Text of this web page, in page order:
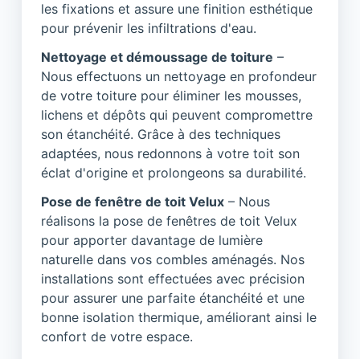
les fixations et assure une finition esthétique
pour prévenir les infiltrations d'eau.
Nettoyage et démoussage de toiture –
Nous effectuons un nettoyage en profondeur
de votre toiture pour éliminer les mousses,
lichens et dépôts qui peuvent compromettre
son étanchéité. Grâce à des techniques
adaptées, nous redonnons à votre toit son
éclat d'origine et prolongeons sa durabilité.
Pose de fenêtre de toit Velux – Nous
réalisons la pose de fenêtres de toit Velux
pour apporter davantage de lumière
naturelle dans vos combles aménagés. Nos
installations sont effectuées avec précision
pour assurer une parfaite étanchéité et une
bonne isolation thermique, améliorant ainsi le
confort de votre espace.